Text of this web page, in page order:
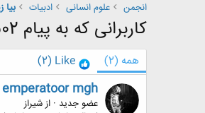
انجمن
علوم انسانی ادبیات
کاربرانی که به پیام 23502# واکنش نشان داده اند
همه (2)
Like
(2)
emperatoor mgh
عضو جدید · ازشيراز